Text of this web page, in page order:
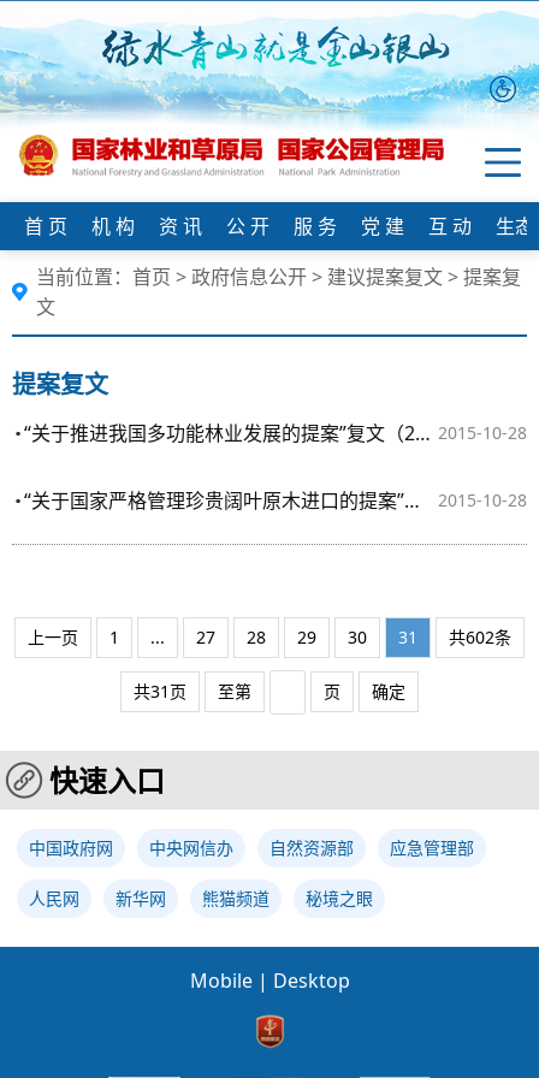
首 页 机 构 资 讯 公 开 服 务 党 建 互 动
生
当前位置： 首页 >政府信息公开>建议提案复文>提案复
文
提案复文
2015-10-28
“关于推进我国多功能林业发展的提案”复文（2015年第0259号）
2015-10-28
“关于国家严格管理珍贵阔叶原木进口的提案”复文（2015年第0255号）
上一页 1 ... 27 28 29 30 31 共602条
共31页 至第 页 确定
快速入口
中国政府网 中央网信办 自然资源部 应急管理部
人民网 新华网 熊猫频道 秘境之眼
Mobile | Desktop